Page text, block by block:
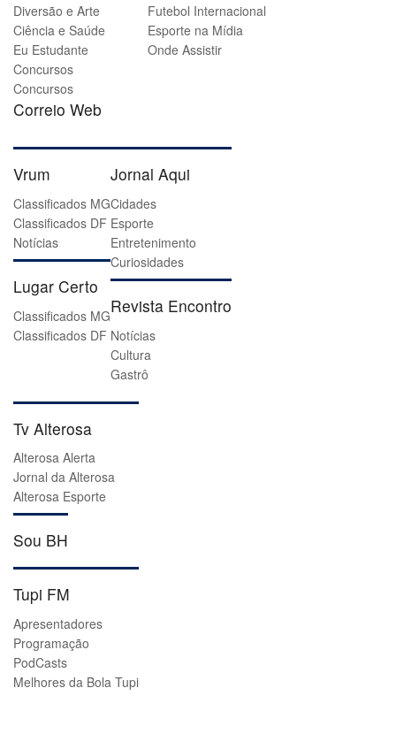
Diversão e Arte
Ciência e Saúde
Eu Estudante
Concursos
Concursos
Correio Web
Futebol Internacional
Esporte na Mídia
Onde Assistir
Vrum
Classificados MG
Classificados DF
Notícias
Lugar Certo
Classificados MG
Classificados DF
Jornal Aqui
Cidades
Esporte
Entretenimento
Curiosidades
Revista Encontro
Notícias
Cultura
Gastrô
Tv Alterosa
Alterosa Alerta
Jornal da Alterosa
Alterosa Esporte
Sou BH
Tupi FM
Apresentadores
Programação
PodCasts
Melhores da Bola Tupi